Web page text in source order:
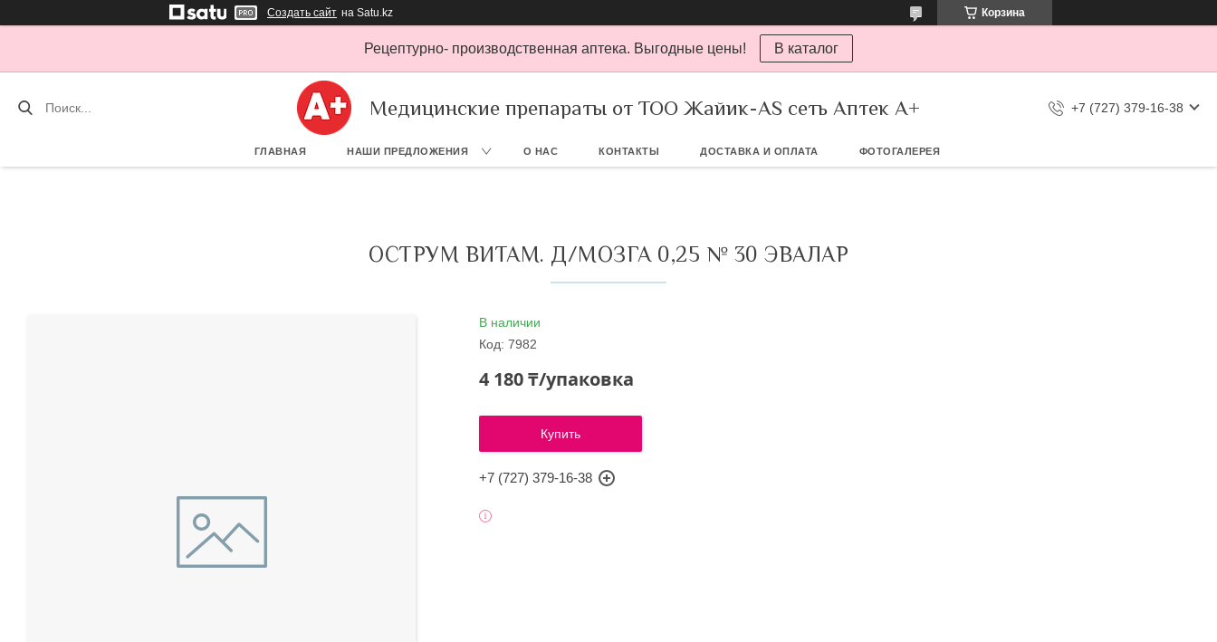
Создать сайт на Satu.kz Корзина
Рецептурно- производственная аптека. Выгодные цены! В каталог
Медицинские препараты от ТОО Жайик-AS сеть Аптек А+ +7 (727) 379-16-38
ГЛАВНАЯ НАШИ ПРЕДЛОЖЕНИЯ О НАС КОНТАКТЫ ДОСТАВКА И ОПЛАТА ФОТОГАЛЕРЕЯ
ОСТРУМ ВИТАМ. Д/МОЗГА 0,25 № 30 ЭВАЛАР
В наличии
Код:7982
4 180 ₸/упаковка
Купить
+7 (727) 379-16-38